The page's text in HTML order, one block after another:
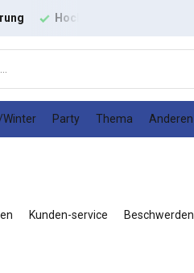
Gutes Preis-Leistungs-Verhältnis
Winter Party Thema Anderen
Kunden-service Beschwerden